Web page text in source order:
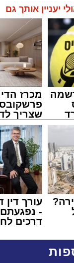
יעניין אותך גם
מכרז
שצריך
באשדוד
עורך דין
-
דרכים